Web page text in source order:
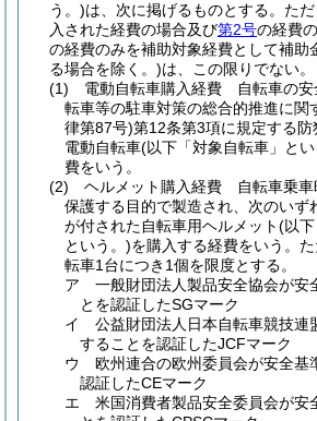
う。)は、次に掲げるものとする。 た
入された経費の場合及び第2号の経費
の経費のみを補助対象経費として補助
る場合を除く。)は、この限りでない。
(1)
電動自転車購入経費 自転車の安
転車等の駐車対策の総合的推進に関
律第87号)第12条第3項に規定する
電動自転車(以下「対象自転車」と
費をいう。
(2)
ヘルメット購入経費 自転車乗車
保護する目的で製造され、次のいず
が付された自転車用ヘルメット(以下
という。)を購入する経費をいう。 た
転車1台につき1個を限度とする。
ア
一般財団法人製品安全協会が安
とを認証したSGマーク
イ
公益財団法人日本自転車競技連
することを認証したJCFマーク
ウ
欧州連合の欧州委員会が安全基
認証したCEマーク
エ
米国消費者製品安全委員会が安